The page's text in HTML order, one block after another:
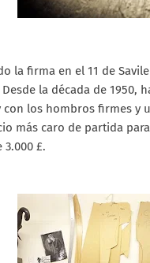
la firma en el 11 de
la década de
con los hombros firmes
más caro de partida
£.